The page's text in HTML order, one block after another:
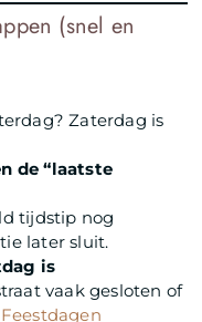
(snel en
Zaterdag is
de “laatste
tijdstip nog
later sluit.
is
vaak gesloten of
Feestdagen